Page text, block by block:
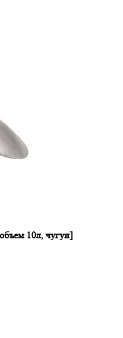
10л, чугун]